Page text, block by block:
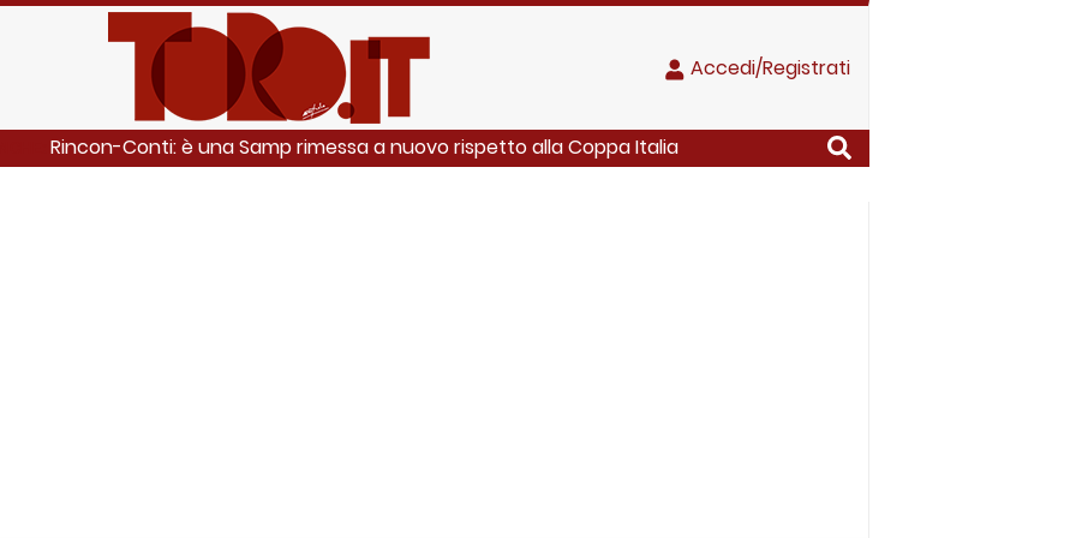
Accedi/Registrati
Rincon-Conti: è una Samp rimessa a nuovo rispetto alla Coppa Italia